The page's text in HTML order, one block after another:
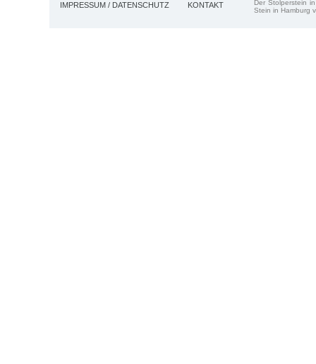
IMPRESSUM / DATENSCHUTZ KONTAKT
Der Stolperstein
Stein in Hamburg